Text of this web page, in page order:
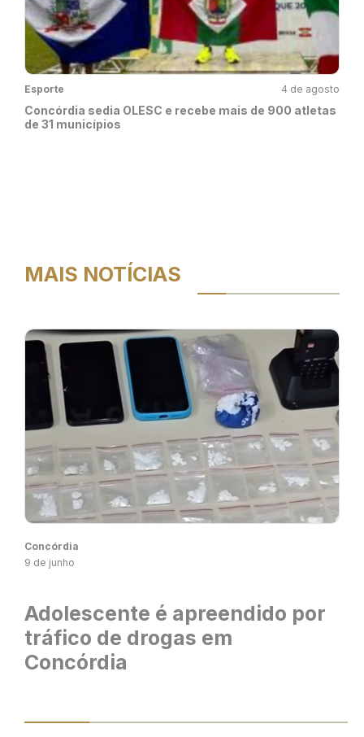
Esporte 4 de agosto
Concórdia sedia OLESC e recebe mais de 900 atletas
de 31 municípios
MAIS NOTÍCIAS
Concórdia
9 de junho
Adolescente é apreendido por
tráfico de drogas em
Concórdia